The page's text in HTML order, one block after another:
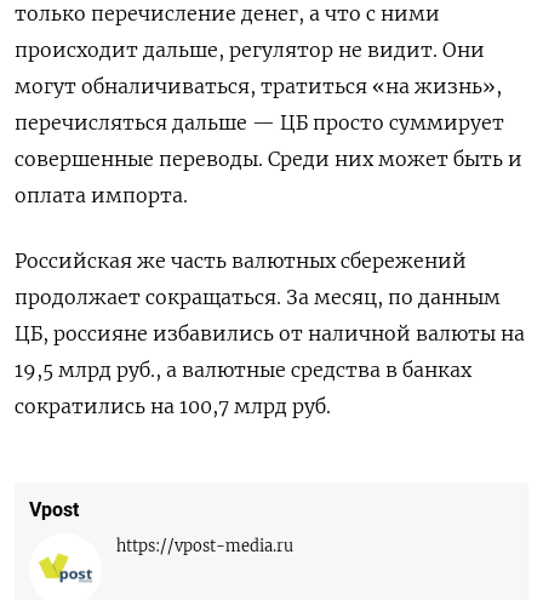
только перечисление денег, а что с ними
происходит дальше, регулятор не видит. Они
могут обналичиваться, тратиться «на жизнь»,
перечисляться дальше — ЦБ просто суммирует
совершенные переводы. Среди них может быть и
оплата импорта.
Российская же часть валютных сбережений
продолжает сокращаться. За месяц, по данным
ЦБ, россияне избавились от наличной валюты на
19,5 млрд руб., а валютные средства в банках
сократились на 100,7 млрд руб.
Vpost
https://vpost-media.ru